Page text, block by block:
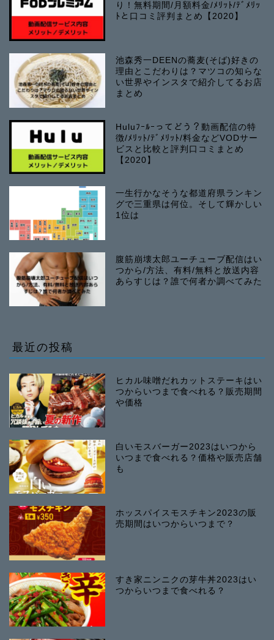
り！無料期間/月額料金/ﾒﾘｯﾄ/ﾃﾞﾒﾘｯ
ﾄと口コミ評判まとめ【2020】
池森秀一DEENの蕎麦(そば)好きの
理由とこだわりは？マツコの知らな
い世界やインスタで紹介してるお店
まとめ
Huluﾌｰﾙｰってどう？動画配信の特
徴/ﾒﾘｯﾄ/ﾃﾞﾒﾘｯﾄ/料金などVODサー
ビスと比較と評判口コミまとめ
【2020】
一生行かなそうな都道府県ランキン
グで三重県は何位。そして輝かしい
1位は
腹筋崩壊太郎ユーチューブ配信はい
つから/方法、有料/無料と放送内容
あらすじは？誰で何者か調べてみた
最近の投稿
ヒカル味噌だれカットステーキはい
つからいつまで食べれる？販売期間
や価格
白いモスバーガー2023はいつから
いつまで食べれる？価格や販売店舗
も
ホッスパイスモスチキン2023の販
売期間はいつからいつまで？
すき家ニンニクの芽牛丼2023はい
つからいつまで食べれる？